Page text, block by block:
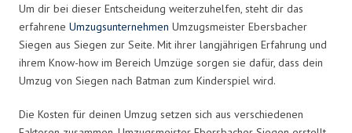
Um dir bei dieser Entscheidung weiterzuhelfen, steht dir das
erfahrene Umzugsunternehmen Umzugsmeister Ebersbacher
Siegen aus Siegen zur Seite. Mit ihrer langjährigen Erfahrung und
ihrem Know-how im Bereich Umzüge sorgen sie dafür, dass dein
Umzug von Siegen nach Batman zum Kinderspiel wird.
Die Kosten für deinen Umzug setzen sich aus verschiedenen